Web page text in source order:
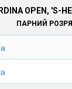
OPEN, 'S-
ПАРНИЙ